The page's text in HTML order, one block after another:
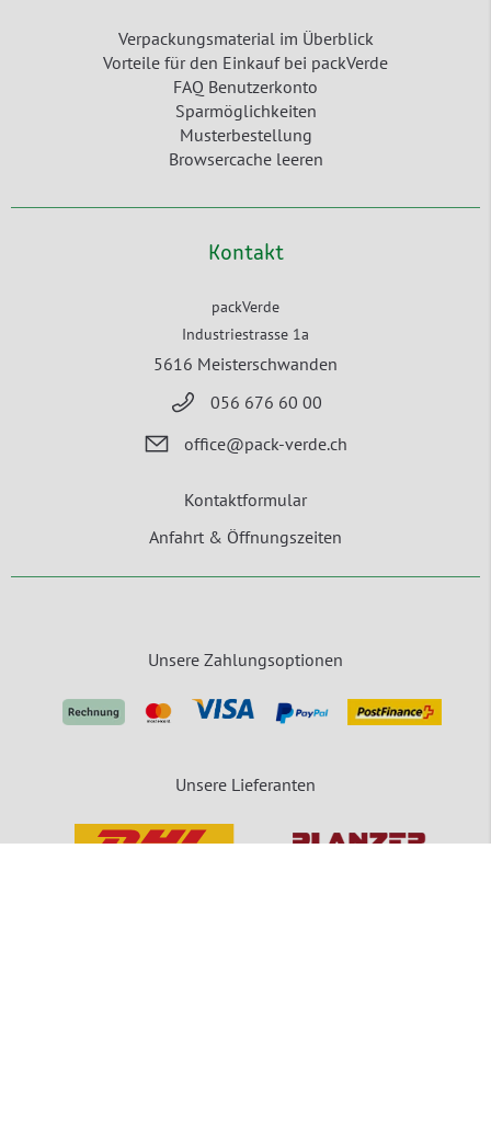
Verpackungsmaterial im Überblick
Vorteile für den Einkauf bei packVerde
FAQ Benutzerkonto
Sparmöglichkeiten
Musterbestellung
Browsercache leeren
Kontakt
packVerde
Industriestrasse 1a
5616 Meisterschwanden
056 676 60 00
office@pack-verde.ch
Kontaktformular
Anfahrt & Öffnungszeiten
Unsere Zahlungsoptionen
Unsere Lieferanten